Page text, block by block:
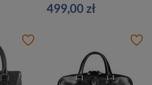
499,00 zł